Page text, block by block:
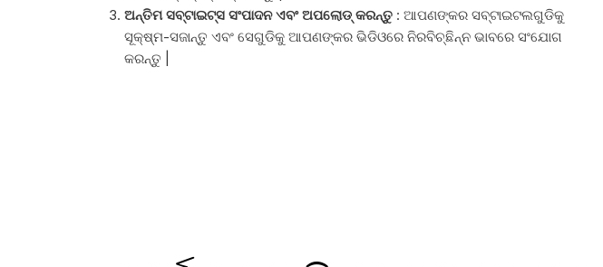
ଅନ୍ତିମ ସବ୍ଟାଇଟ୍ସ ସଂପାଦନ ଏବଂ ଅପଲୋଡ୍ କରନ୍ତୁ : ଆପଣଙ୍କର ସବ୍ଟାଇଟଲଗୁଡିକୁ
ସୂକ୍ଷ୍ମ-ସଜାନ୍ତୁ ଏବଂ ସେଗୁଡିକୁ ଆପଣଙ୍କର ଭିଡିଓରେ ନିରବିଚ୍ଛିନ୍ନ ଭାବରେ ସଂଯୋଗ
କରନ୍ତୁ |